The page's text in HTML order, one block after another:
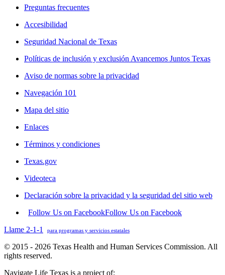
Preguntas frecuentes
Accesibilidad
Seguridad Nacional de Texas
Políticas de inclusión y exclusión Avancemos Juntos Texas
Aviso de normas sobre la privacidad
Navegación 101
Mapa del sitio
Enlaces
Términos y condiciones
Texas.gov
Videoteca
Declaración sobre la privacidad y la seguridad del sitio web
Follow Us on FacebookFollow Us on Facebook
Llame 2-1-1
para programas y servicios estatales
© 2015 - 2026 Texas Health and Human Services Commission. All
rights reserved.
Navigate Life Texas is a project of: